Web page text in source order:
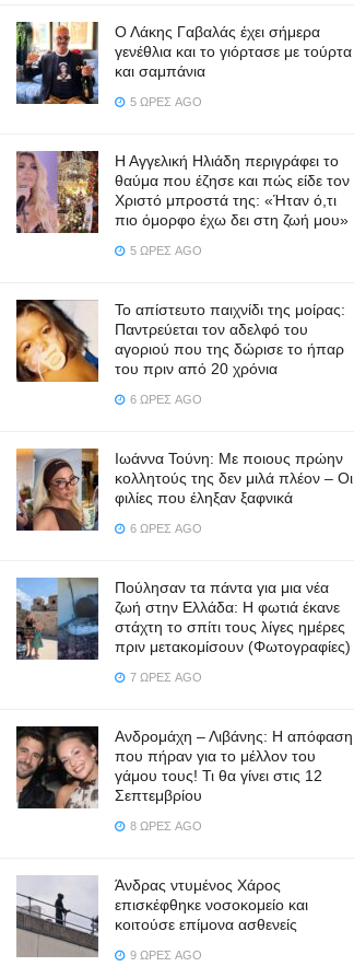
Ο Λάκης Γαβαλάς έχει σήμερα
γενέθλια και το γιόρτασε με τούρτα
και σαμπάνια
5 ΏΡΕΣ AGO
Η Αγγελική Ηλιάδη περιγράφει το
θαύμα που έζησε και πώς είδε τον
Χριστό μπροστά της: «Ήταν ό,τι
πιο όμορφο έχω δει στη ζωή μου»
5 ΏΡΕΣ AGO
Το απίστευτο παιχνίδι της μοίρας:
Παντρεύεται τον αδελφό του
αγοριού που της δώρισε το ήπαρ
του πριν από 20 χρόνια
6 ΏΡΕΣ AGO
Ιωάννα Τούνη: Με ποιους πρώην
κολλητούς της δεν μιλά πλέον – Οι
φιλίες που έληξαν ξαφνικά
6 ΏΡΕΣ AGO
Πούλησαν τα πάντα για μια νέα
ζωή στην Ελλάδα: Η φωτιά έκανε
στάχτη το σπίτι τους λίγες ημέρες
πριν μετακομίσουν (Φωτογραφίες)
7 ΏΡΕΣ AGO
Ανδρομάχη – Λιβάνης: Η απόφαση
που πήραν για το μέλλον του
γάμου τους! Τι θα γίνει στις 12
Σεπτεμβρίου
8 ΏΡΕΣ AGO
Άνδρας ντυμένος Χάρος
επισκέφθηκε νοσοκομείο και
κοιτούσε επίμονα ασθενείς
9 ΏΡΕΣ AGO